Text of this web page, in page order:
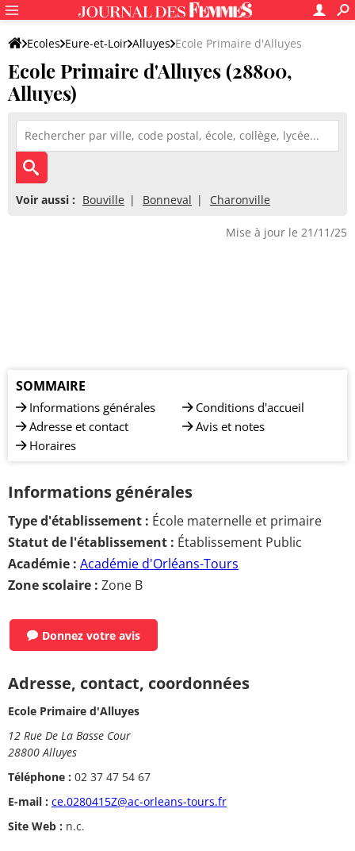
Ecoles Eure-et-Loir Alluyes Ecole Primaire d'Alluyes
Ecole Primaire d'Alluyes (28800,
Alluyes)
Voir aussi : Bouville Bonneval Charonville
Mise à jour le 21/11/25
SOMMAIRE
Informations générales
Adresse et contact
Horaires
Conditions d'accueil
Avis et notes
Informations générales
Type d'établissement : École maternelle et primaire
Statut de l'établissement : Établissement Public
Académie : Académie d'Orléans-Tours
Zone scolaire : Zone B
Donnez votre avis
Adresse, contact, coordonnées
Ecole Primaire d'Alluyes
12 Rue De La Basse Cour
28800 Alluyes
Téléphone : 02 37 47 54 67
E-mail : ce.0280415Z@ac-orleans-tours.fr
Site Web : n.c.